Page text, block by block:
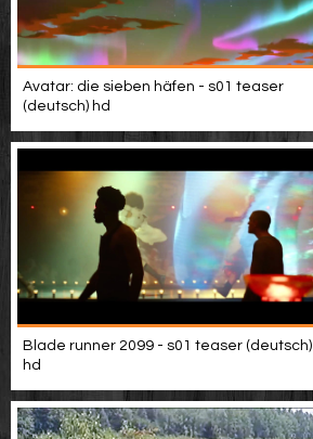
Avatar: die sieben häfen - s01 teaser
(deutsch) hd
Blade runner 2099 - s01 teaser (deutsch)
hd